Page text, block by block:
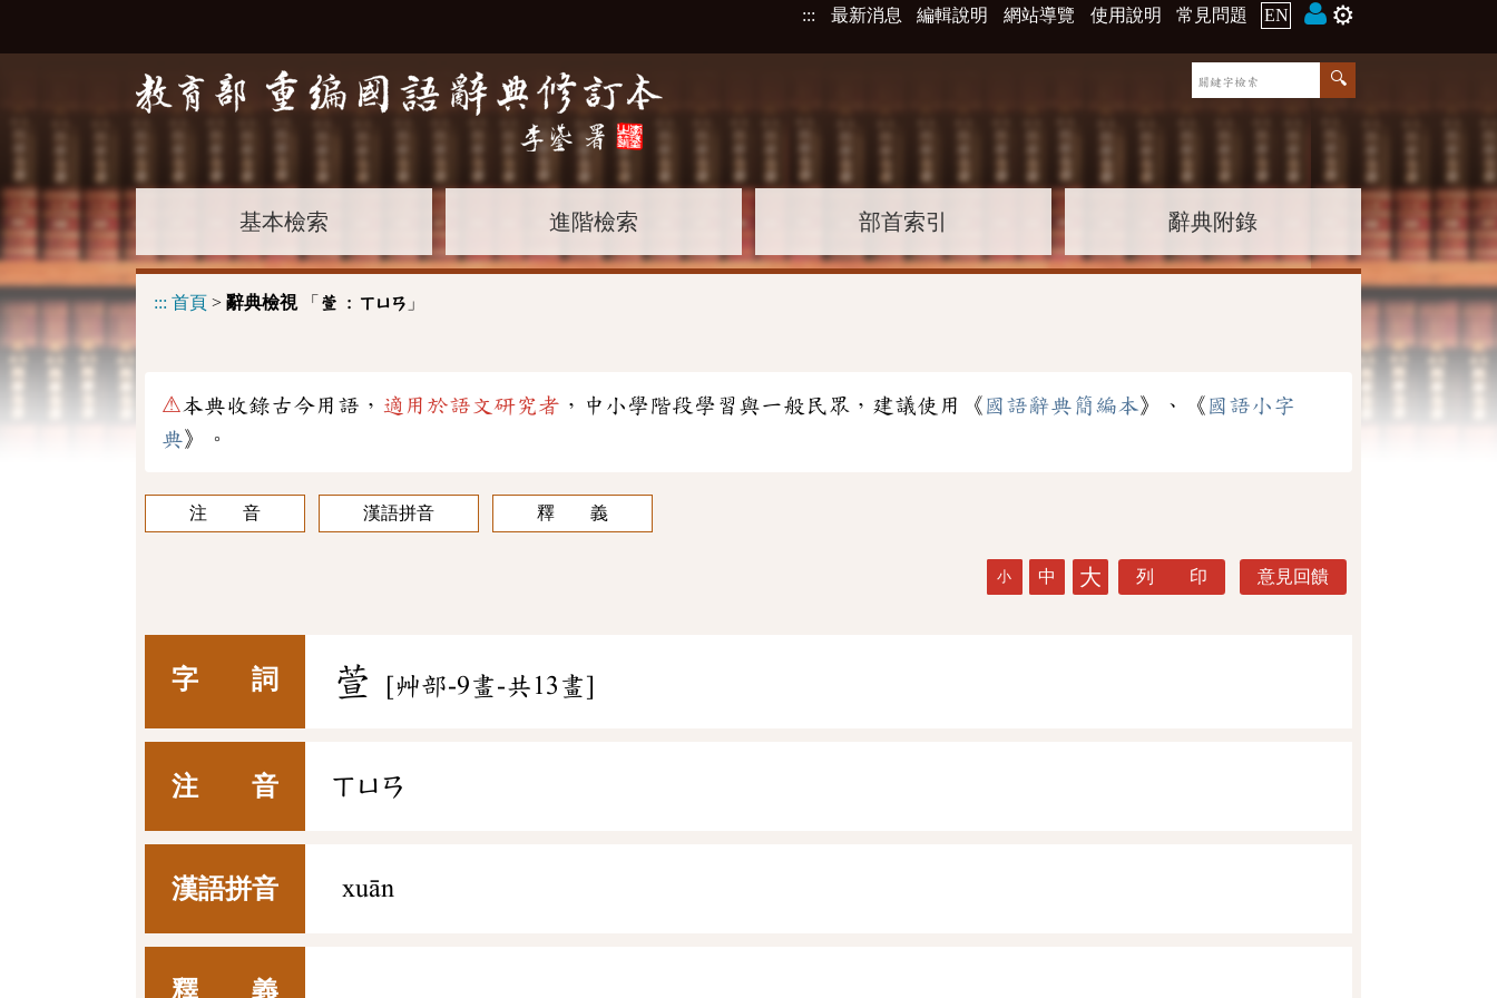
::: 最新消息 編輯說明 網站導覽 使用說明 常見問題 EN ⚙️
基本檢索 進階檢索 部首索引 辭典附錄
::: 首頁 > 辭典檢視「 萱 : ㄒㄩㄢ 」
⚠本典收錄古今用語， 適用於語文研究者 ，中小學階段學習與一般民眾，建議使用《 國語辭典簡編本》、《 國語小字
典》。
注 音 漢語拼音 釋 義
小 中 大 列 印 意見回饋
字 詞 萱 [艸部-9畫-共13畫]
注 音 ㄒㄩㄢ
漢語拼音 xuān
釋 義